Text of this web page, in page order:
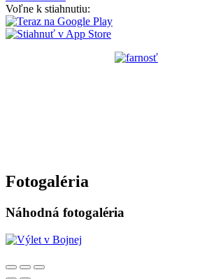
Voľne k stiahnutiu:
Fotogaléria
Náhodná fotogaléria